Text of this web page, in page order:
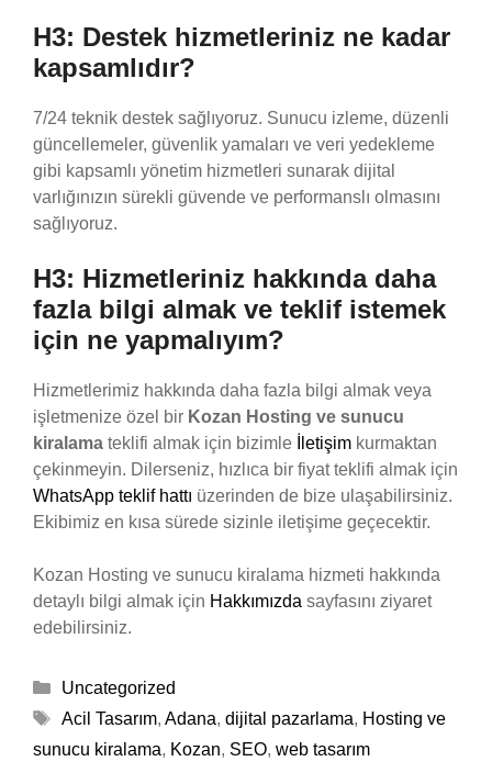
H3: Destek hizmetleriniz ne kadar
kapsamlıdır?
7/24 teknik destek sağlıyoruz. Sunucu izleme, düzenli
güncellemeler, güvenlik yamaları ve veri yedekleme
gibi kapsamlı yönetim hizmetleri sunarak dijital
varlığınızın sürekli güvende ve performanslı olmasını
sağlıyoruz.
H3: Hizmetleriniz hakkında daha
fazla bilgi almak ve teklif istemek
için ne yapmalıyım?
Hizmetlerimiz hakkında daha fazla bilgi almak veya
işletmenize özel bir Kozan Hosting ve sunucu
kiralama teklifi almak için bizimle İletişim kurmaktan
çekinmeyin. Dilerseniz, hızlıca bir fiyat teklifi almak için
WhatsApp teklif hattı üzerinden de bize ulaşabilirsiniz.
Ekibimiz en kısa sürede sizinle iletişime geçecektir.
Kozan Hosting ve sunucu kiralama hizmeti hakkında
detaylı bilgi almak için Hakkımızda sayfasını ziyaret
edebilirsiniz.
Kategoriler
Uncategorized
Etiketler
Acil Tasarım, Adana, dijital pazarlama, Hosting ve
sunucu kiralama, Kozan, SEO, web tasarım